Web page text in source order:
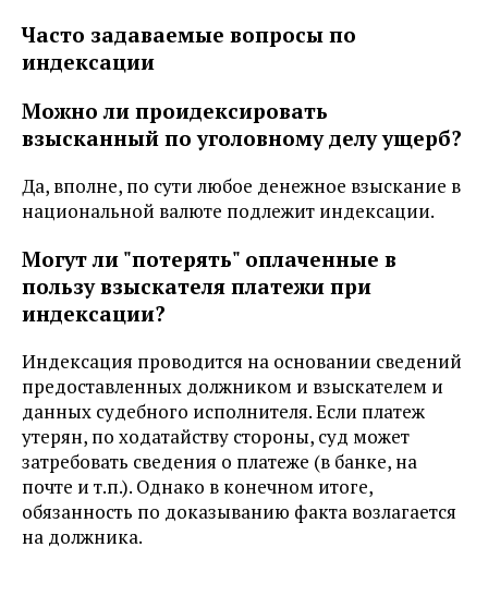
Часто задаваемые вопросы по
индексации
Можно ли проидексировать
взысканный по уголовному делу ущерб?
Да, вполне, по сути любое денежное взыскание в
национальной валюте подлежит индексации.
Могут ли "потерять" оплаченные в
пользу взыскателя платежи при
индексации?
Индексация проводится на основании сведений
предоставленных должником и взыскателем и
данных судебного исполнителя. Если платеж
утерян, по ходатайству стороны, суд может
затребовать сведения о платеже (в банке, на
почте и т.п.). Однако в конечном итоге,
обязанность по доказыванию факта возлагается
на должника.